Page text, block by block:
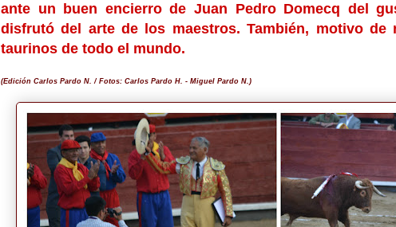
ante un buen encierro de Juan Pedro Domecq del
disfrutó del arte de los maestros. También, motivo de
taurinos de todo el mundo.
(Edición Carlos Pardo N. / Fotos: Carlos Pardo H. - Miguel Pardo N.)